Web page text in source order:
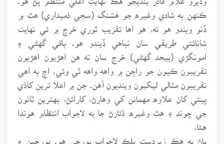
ڪنهن به شادي وغيره جو هَشنگ (سڄي ذميداري) هٿ ۾
ڏنو ويندو هو ته، هو اها تقريب ٿوري خرچ ۾ ئي نهايت
شانائتي طريقي سان نباهي ڏيندو هو. باقي گهڻي ۽
امونگڙي (بيحد گهڻي) خرچ سان ته هن اهڙيون اهڙيون
تقريبون ڪيون جو راڄن ۾ واهه واهه ٿي وئي. اڄ به اهي
تقريبون مثالي ليکيون وينديون آهن. جن ۾ اعلا ترين کاڌي
پيتي کان علاوه مهمانن کي وهارڻ، کارائڻ، بهترين ٿانون
جي چونڊ ۽ هٿ وغيره ڌئارڻ جا به لاجواب انتظام هوندا
هئا.
پاڻ به هڪ زبردست بلڪ لاجواب بورچي هو. بورچين ۽